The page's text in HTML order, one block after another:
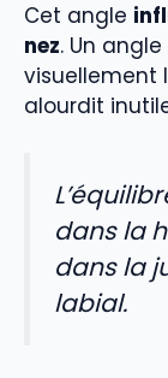
Cet angle
nez. Un
visuellement
alourdit
dans la
dans la
labial.